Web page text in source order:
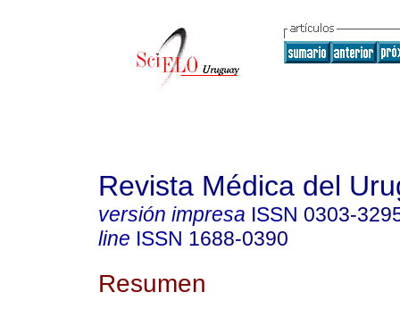
Revista Médica del
versión impresa ISSN 0303-
line ISSN 1688-0390
Resumen